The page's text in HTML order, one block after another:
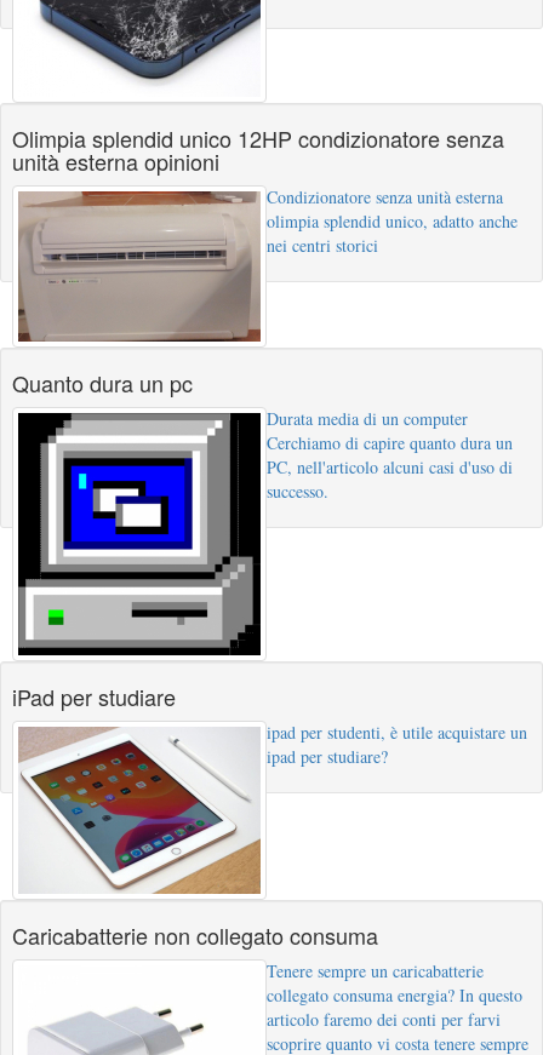
Olimpia splendid unico 12HP condizionatore senza
unità esterna opinioni
Condizionatore senza unità esterna
olimpia splendid unico, adatto anche
nei centri storici
Quanto dura un pc
Durata media di un computer
Cerchiamo di capire quanto dura un
PC, nell'articolo alcuni casi d'uso di
successo.
iPad per studiare
ipad per studenti, è utile acquistare un
ipad per studiare?
Caricabatterie non collegato consuma
Tenere sempre un caricabatterie
collegato consuma energia? In questo
articolo faremo dei conti per farvi
scoprire quanto vi costa tenere sempre